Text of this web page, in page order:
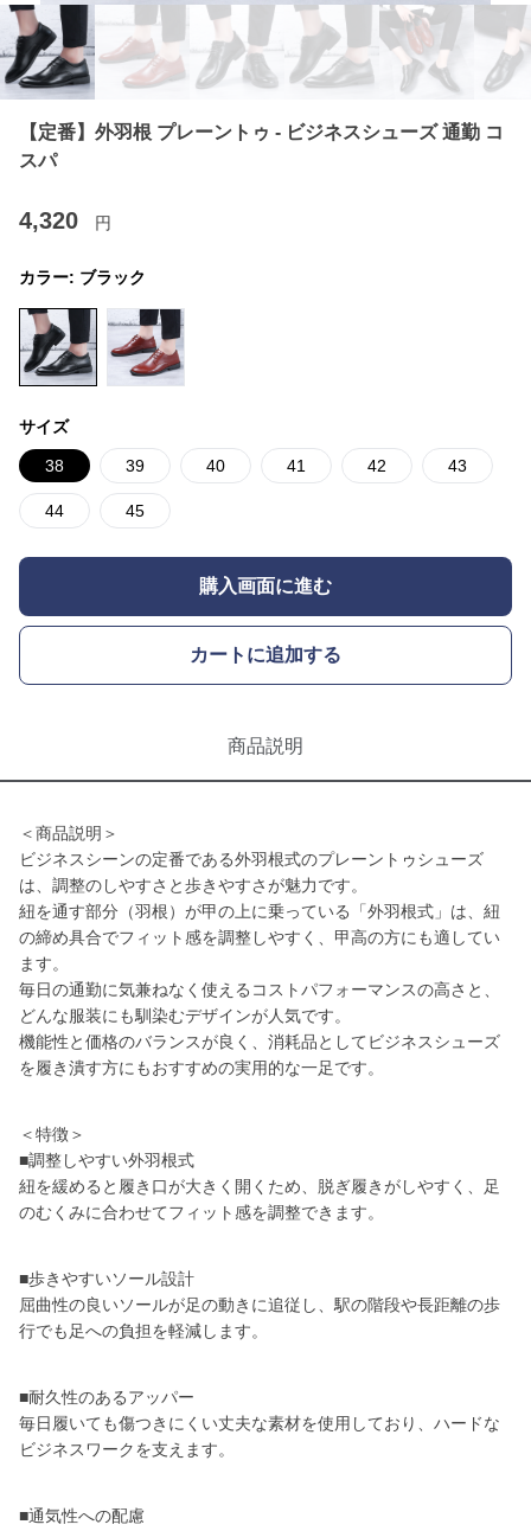
【定番】外羽根 プレーントゥ - ビジネスシューズ 通勤 コ
スパ
4,320 円
カラー: ブラック
サイズ
38 39 40 41 42 43
44 45
購入画面に進む
カートに追加する
商品説明
＜商品説明＞
ビジネスシーンの定番である外羽根式のプレーントゥシューズ
は、調整のしやすさと歩きやすさが魅力です。
紐を通す部分（羽根）が甲の上に乗っている「外羽根式」は、紐
の締め具合でフィット感を調整しやすく、甲高の方にも適してい
ます。
毎日の通勤に気兼ねなく使えるコストパフォーマンスの高さと、
どんな服装にも馴染むデザインが人気です。
機能性と価格のバランスが良く、消耗品としてビジネスシューズ
を履き潰す方にもおすすめの実用的な一足です。
＜特徴＞
■調整しやすい外羽根式
紐を緩めると履き口が大きく開くため、脱ぎ履きがしやすく、足
のむくみに合わせてフィット感を調整できます。
■歩きやすいソール設計
屈曲性の良いソールが足の動きに追従し、駅の階段や長距離の歩
行でも足への負担を軽減します。
■耐久性のあるアッパー
毎日履いても傷つきにくい丈夫な素材を使用しており、ハードな
ビジネスワークを支えます。
■通気性への配慮